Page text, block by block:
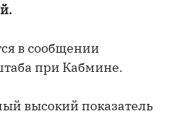
в сообщении
при Кабмине.
высокий показатель